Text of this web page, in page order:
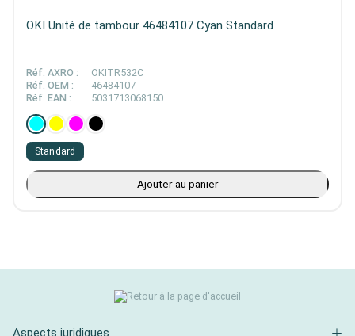
OKI Unité de tambour 46484107 Cyan Standard
Réf. AXRO :
OKITR532C
Réf. OEM :
46484107
Réf. EAN :
5031713068150
Standard
Ajouter au panier
Aspects juridiques